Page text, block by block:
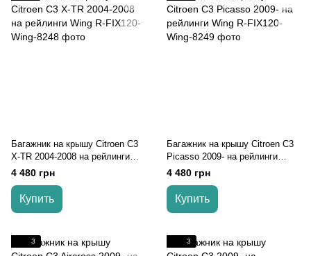
Багажник на крышу Citroen C3
X-TR 2004-2008 на рейлинги
Wing
4 480 грн
Купить
Багажник на крышу Citroen C3
Picasso 2009- на рейлинги
Wing
4 480 грн
Купить
3 3